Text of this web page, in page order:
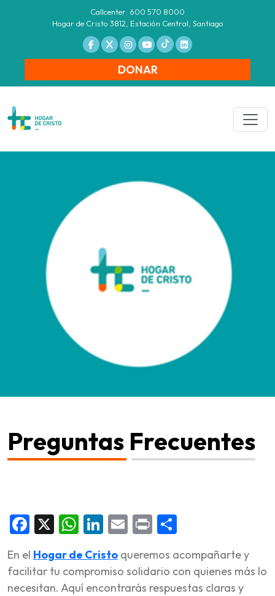
Callcenter: 600 570 8000
Hogar de Cristo 3812, Estación Central, Santiago
DONAR
Preguntas Frecuentes
Facebook
X WhatsApp
LinkedIn
Email
Print
En el Hogar de Cristo queremos acompañarte y
facilitar tu compromiso solidario con quienes más lo
necesitan. Aquí encontrarás respuestas claras y